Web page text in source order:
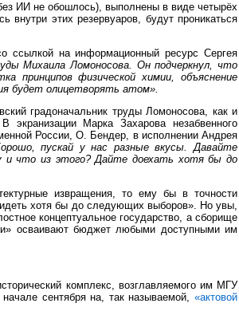
ИИ не обошлось), выполнены в виде четырёх
внутри этих резервуаров, будут проникаться
ссылкой на информационный ресурс Сергея
Михаила Ломоносова. Он подчеркнул, что
принципов физической химии, объяснение
будет олицетворять атом».
градоначальник труды Ломоносова, как и
экранизации Марка Захарова незабвенного
России, О. Бендер, в исполнении Андрея
пускай у нас разные вкусы. Давайте
и что из этого? Дайте доехать хотя бы до
извращения, то ему бы в точности
хотя бы до следующих выборов». Но увы,
концептуальное государство, а сборище
осваивают бюджет любыми доступными им
комплекс, возглавляемого им МГУ
сентября на, так называемой, «актовой